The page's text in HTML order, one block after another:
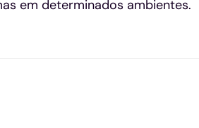
em determinados ambientes.